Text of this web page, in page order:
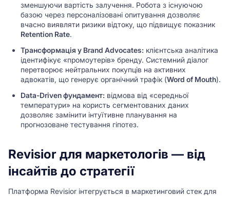
зменшуючи вартість залучення. Робота з існуючою
базою через персоналізовані опитування дозволяє
вчасно виявляти ризики відтоку, що підвищує показник
Retention Rate.
Трансформація у Brand Advocates: клієнтська аналітика
ідентифікує «промоутерів» бренду. Системний діалог
перетворює нейтральних покупців на активних
адвокатів, що генерує органічний трафік (Word of Mouth).
Data-Driven фундамент: відмова від «середньої
температури» на користь сегментованих даних
дозволяє замінити інтуїтивне планування на
прогнозоване тестування гіпотез.
Revisior для маркетологів — від
інсайтів до стратегії
Платформа Revisior інтегрується в маркетинговий стек для